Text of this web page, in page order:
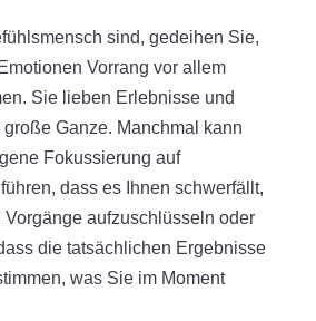
sind, gedeihen Sie,
Vorrang vor allem
Sie lieben Erlebnisse und
Ganze. Manchmal kann
Fokussierung auf
dass es Ihnen schwerfällt,
aufzuschlüsseln oder
die tatsächlichen Ergebnisse
was Sie im Moment